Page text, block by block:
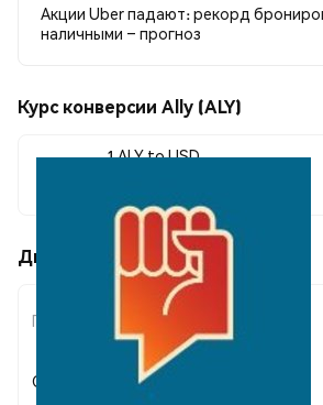
Акции Uber падают: рекорд
наличными – прогноз
Курс конверсии Ally (ALY)
1 ALY to USD
Движения цены Ally (ALY)
Период
суммы
Сегодня